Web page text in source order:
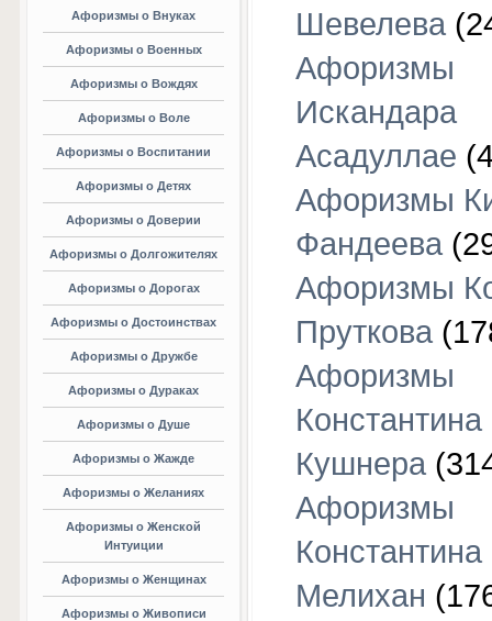
Афоризмы о Внуках
Афоризмы о Военных
Афоризмы о Вождях
Афоризмы о Воле
Афоризмы о Воспитании
Афоризмы о Детях
Афоризмы о Доверии
Афоризмы о Долгожителях
Афоризмы о Дорогах
Афоризмы о Достоинствах
Афоризмы о Дружбе
Афоризмы о Дураках
Афоризмы о Душе
Афоризмы о Жажде
Афоризмы о Желаниях
Афоризмы о Женской
Интуиции
Афоризмы о Женщинах
Афоризмы о Живописи
Шевелева
Афоризмы
Искандара
Асадуллае
Афоризмы
Фандеева
Афоризмы
Пруткова
Афоризмы
Константина
Кушнера
Афоризмы
Константина
Мелихан